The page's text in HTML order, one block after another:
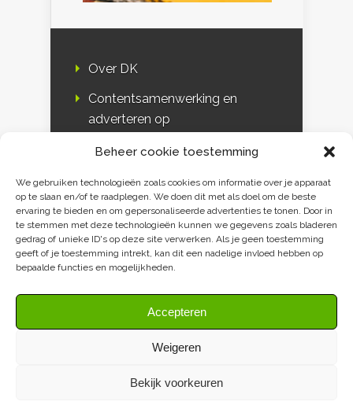
Beheer cookie toestemming
We gebruiken technologieën zoals cookies om informatie over je apparaat
op te slaan en/of te raadplegen. We doen dit met als doel om de beste
ervaring te bieden en om gepersonaliseerde advertenties te tonen. Door in
te stemmen met deze technologieën kunnen we gegevens zoals bladeren
gedrag of unieke ID's op deze site verwerken. Als je geen toestemming
geeft of je toestemming intrekt, kan dit een nadelige invloed hebben op
bepaalde functies en mogelijkheden.
Accepteren
Weigeren
Bekijk voorkeuren
Over DK
Contentsamenwerking en
adverteren op
DK & media
Disclaimer
Privacy verklaring
Duurzaamheidskompas 2009-2026